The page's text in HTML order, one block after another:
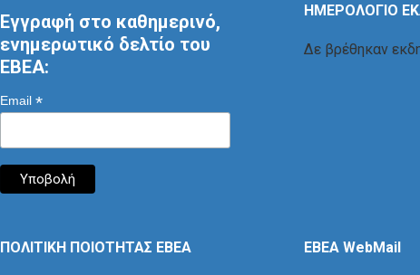
Εγγραφή στο καθημερινό,
ενημερωτικό δελτίο του
ΕΒΕΑ:
Email *
ΗΜΕΡΟΛΟΓΙΟ
Δε βρέθηκαν
ΠΟΛΙΤΙΚΗ ΠΟΙΟΤΗΤΑΣ ΕΒΕΑ EBEA WebMail